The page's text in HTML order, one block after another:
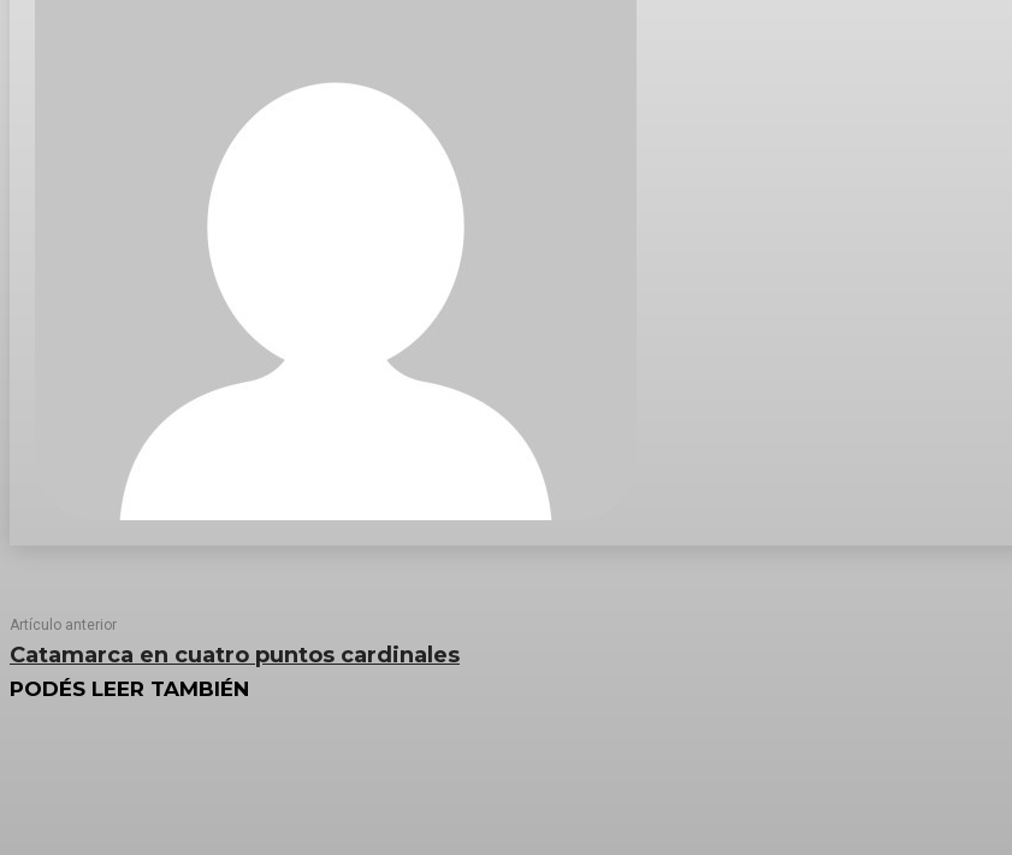
Artículo anterior
Catamarca en cuatro puntos cardinales
PODÉS LEER TAMBIÉN